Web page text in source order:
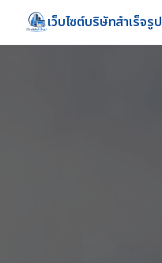
เว็บไซต์บริษัทสำเร็จรูป